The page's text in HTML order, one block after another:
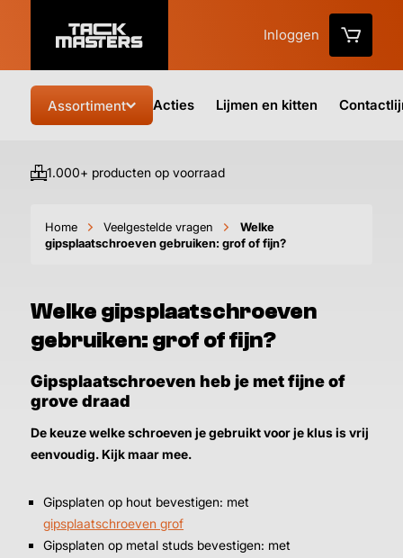
Inloggen
Assortiment Acties Lijmen en kitten
1.000+ producten op voorraad
Home Veelgestelde vragen
Welke
gipsplaatschroeven gebruiken: grof of fijn?
Welke gipsplaatschroeven
gebruiken: grof of fijn?
Gipsplaatschroeven heb je met fijne of
grove draad
De keuze welke schroeven je gebruikt voor je klus is vrij
eenvoudig. Kijk maar mee.
Gipsplaten op hout bevestigen: met
gipsplaatschroeven grof
Gipsplaten op metal studs bevestigen: met